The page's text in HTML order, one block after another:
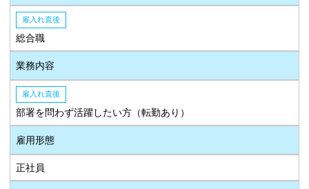
雇入れ直後
総合職
業務内容
雇入れ直後
部署を問わず活躍したい方（転勤あり）
雇用形態
正社員